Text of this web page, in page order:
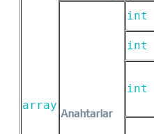
array
Anahtarlar
int
int
int